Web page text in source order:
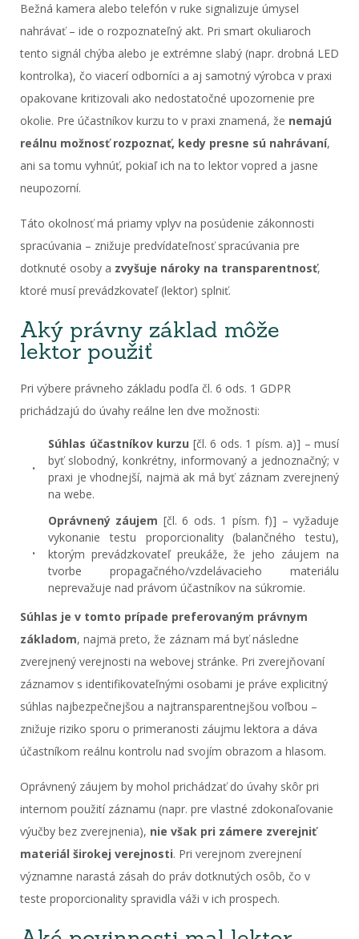
Bežná kamera alebo telefón v ruke signalizuje úmysel
nahrávať – ide o rozpoznateľný akt. Pri smart okuliaroch
tento signál chýba alebo je extrémne slabý (napr. drobná LED
kontrolka), čo viacerí odborníci a aj samotný výrobca v praxi
opakovane kritizovali ako nedostatočné upozornenie pre
okolie. Pre účastníkov kurzu to v praxi znamená, že nemajú
reálnu možnosť rozpoznať, kedy presne sú nahrávaní,
ani sa tomu vyhnúť, pokiaľ ich na to lektor vopred a jasne
neupozorní.
Táto okolnosť má priamy vplyv na posúdenie zákonnosti
spracúvania – znižuje predvídateľnosť spracúvania pre
dotknuté osoby a zvyšuje nároky na transparentnosť,
ktoré musí prevádzkovateľ (lektor) splniť.
Aký právny základ môže
lektor použiť
Pri výbere právneho základu podľa čl. 6 ods. 1 GDPR
prichádzajú do úvahy reálne len dve možnosti:
Súhlas účastníkov kurzu [čl. 6 ods. 1 písm. a)] – musí
byť slobodný, konkrétny, informovaný a jednoznačný; v
praxi je vhodnejší, najmä ak má byť záznam zverejnený
na webe.
Oprávnený záujem [čl. 6 ods. 1 písm. f)] – vyžaduje
vykonanie testu proporcionality (balančného testu),
ktorým prevádzkovateľ preukáže, že jeho záujem na
tvorbe propagačného/vzdelávacieho materiálu
neprevažuje nad právom účastníkov na súkromie.
Súhlas je v tomto prípade preferovaným právnym
základom, najmä preto, že záznam má byť následne
zverejnený verejnosti na webovej stránke. Pri zverejňovaní
záznamov s identifikovateľnými osobami je práve explicitný
súhlas najbezpečnejšou a najtransparentnejšou voľbou –
znižuje riziko sporu o primeranosti záujmu lektora a dáva
účastníkom reálnu kontrolu nad svojím obrazom a hlasom.
Oprávnený záujem by mohol prichádzať do úvahy skôr pri
internom použití záznamu (napr. pre vlastné zdokonaľovanie
výučby bez zverejnenia), nie však pri zámere zverejniť
materiál širokej verejnosti. Pri verejnom zverejnení
významne narastá zásah do práv dotknutých osôb, čo v
teste proporcionality spravidla váži v ich prospech.